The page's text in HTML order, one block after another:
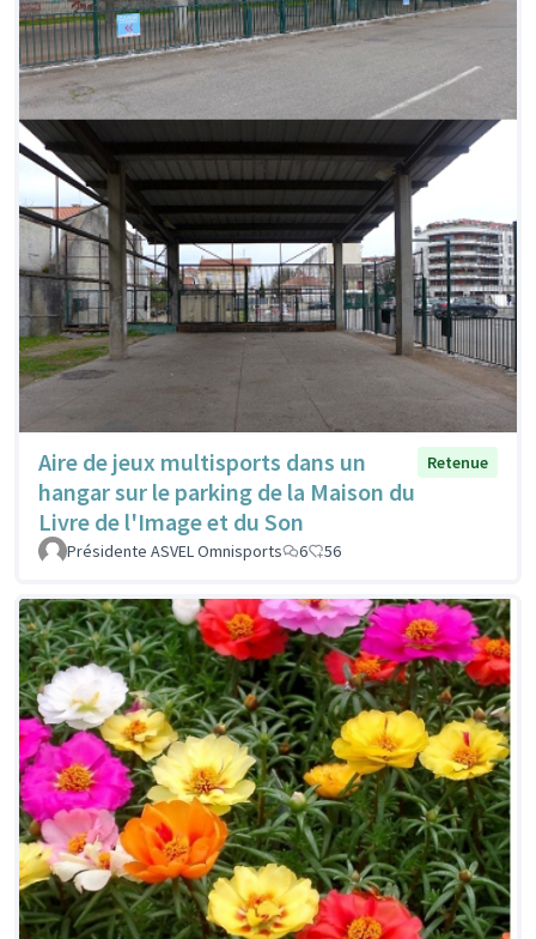
Aire de jeux multisports dans un
hangar sur le parking de la Maison du
Livre de l'Image et du Son
Retenue
Présidente ASVEL Omnisports 6 56